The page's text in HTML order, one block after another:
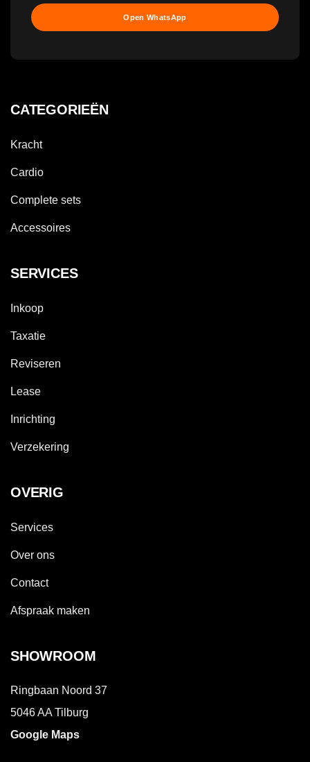
Open WhatsApp
CATEGORIEËN
Kracht
Cardio
Complete sets
Accessoires
SERVICES
Inkoop
Taxatie
Reviseren
Lease
Inrichting
Verzekering
OVERIG
Services
Over ons
Contact
Afspraak maken
SHOWROOM
Ringbaan Noord 37
5046 AA Tilburg
Google Maps